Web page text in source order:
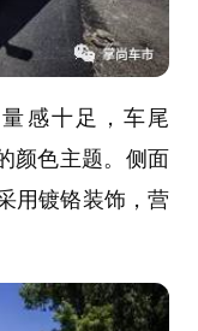
感十足，车尾
颜色主题。侧面
用镀铬装饰，营